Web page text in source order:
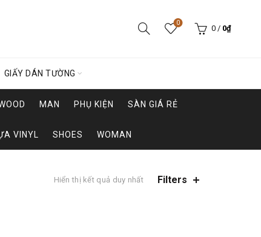
0
0 / 0₫
GIẤY DÁN TƯỜNG
MAN PHỤ KIỆN SÀN GIÁ RẺ
VINYL SHOES WOMAN
Hiển thị kết quả duy nhất Filters